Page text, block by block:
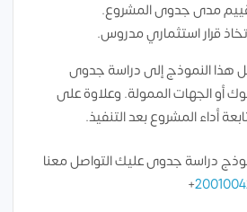
مدى جدوى المشروع.
قرار استثماري مدروس.
هذا النموذج إلى دراسة جدوى
أو الجهات الممولة. وعلاوة على
أداء المشروع بعد التنفيذ.
دراسة جدوى عليك التواصل معنا
+